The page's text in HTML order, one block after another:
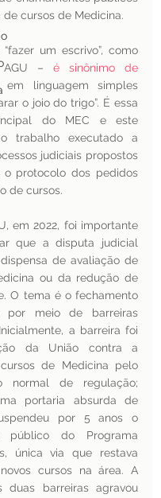
cursos de Medicina.
um escrivo”, como
AGU – é sinônimo de
linguagem simples
o joio do trigo”. É essa
do MEC e este
trabalho executado a
judiciais propostos
o protocolo dos pedidos
de cursos.
em 2022, foi importante
que a disputa judicial
de avaliação de
ou da redução de
O tema é o fechamento
por meio de barreiras
a barreira foi
da União contra a
de Medicina pelo
normal de regulação;
portaria absurda de
por 5 anos o
público do Programa
única via que restava
cursos na área. A
duas barreiras agravou